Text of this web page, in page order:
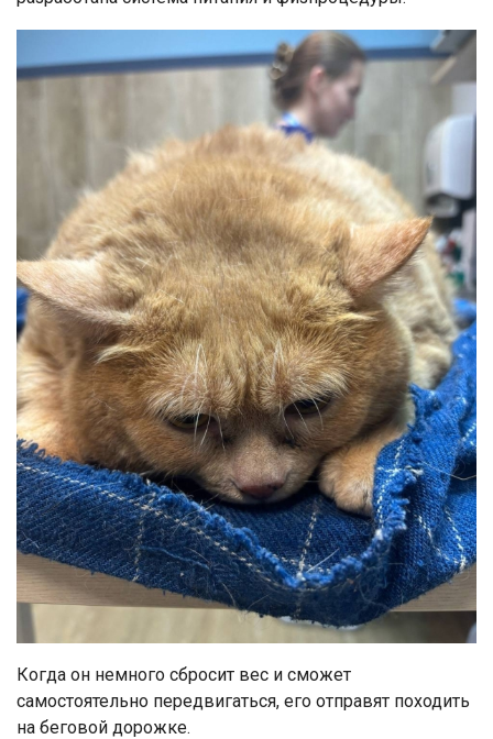
Когда он немного сбросит вес и сможет
самостоятельно передвигаться, его отправят походить
на беговой дорожке.